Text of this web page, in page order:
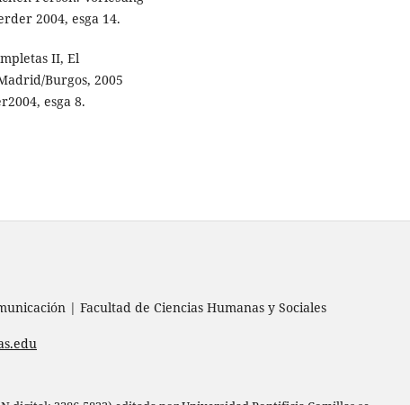
2004, esga 14.
II, El
Burgos, 2005
esga 8.
| Facultad de Ciencias Humanas y Sociales